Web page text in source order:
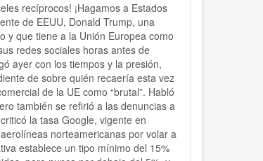
recíprocos! ¡Hagamos a Estados
de EEUU, Donald Trump, una
y que tiene a la Unión Europea como
redes sociales horas antes de
ayer con los tiempos y la presión,
de sobre quién recaería esta vez
de la UE como “brutal”. Habló
también se refirió a las denuncias a
la tasa Google, vigente en
norteamericanas por volar a
establece un tipo mínimo del 15%